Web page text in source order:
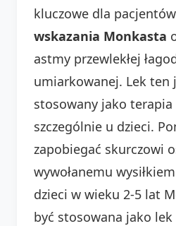
kluczowe dla
wskazania Monkasta
astmy przewlekłej
umiarkowanej. Lek ten
stosowany jako
szczególnie u dzieci.
zapobiegać skurczowi
wywołanemu
dzieci w wieku 2-5 lat
być stosowana jako